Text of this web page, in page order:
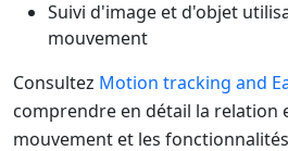
Suivi d'image et d'objet
mouvement
Consultez Motion tracking and
comprendre en détail la relation
mouvement et les fonctionnalités